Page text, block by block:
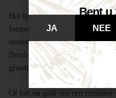
Het huren van een biertap in
feesten thuis, maar ook voor
studentenfeestjes en
flexibiliteit van onze
grootte en aard van elk
Of het nu gaat om een
Bent u
JA NEE